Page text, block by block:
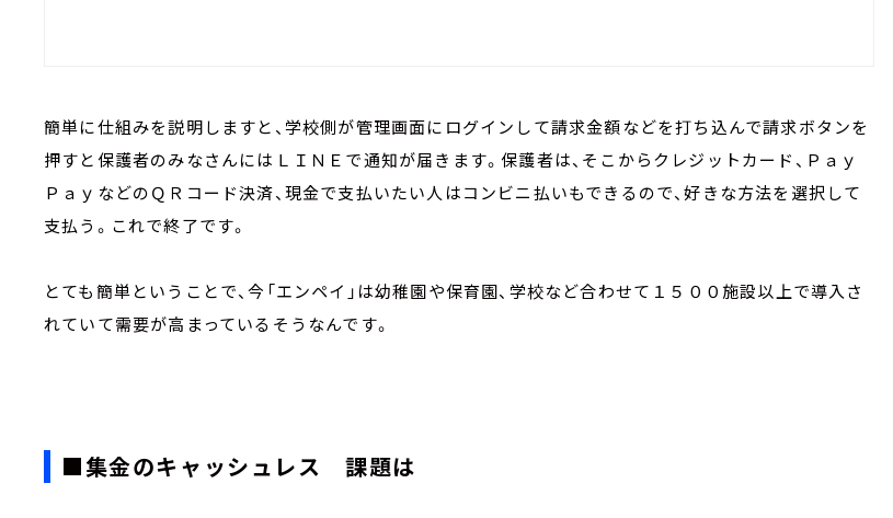
簡単に仕組みを説明しますと、学校側が管理画面にログインして請求金額などを打ち込んで請求ボタンを
押すと保護者のみなさんにはＬＩＮＥで通知が届きます。保護者は、そこからクレジットカード、Ｐａｙ
ＰａｙなどのＱＲコード決済、現金で支払いたい人はコンビニ払いもできるので、好きな方法を選択して
支払う。これで終了です。
とても簡単ということで、今「エンペイ」は幼稚園や保育園、学校など合わせて１５００施設以上で導入さ
れていて需要が高まっているそうなんです。
■集金のキャッシュレス 課題は